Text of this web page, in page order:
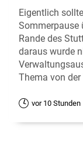
Eigentlich
Sommerpause
Rande des
daraus wurde
Thema von
vor 10 Stunden